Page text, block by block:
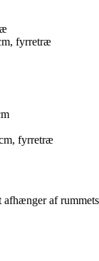
fyrretræ
fyrretræ
afhænger af rummets